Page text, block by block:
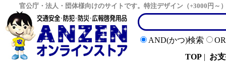
官公庁・法人・団体様向けのサイトです。特注デザイン（+3000円
AND(かつ)検索
TOP | お